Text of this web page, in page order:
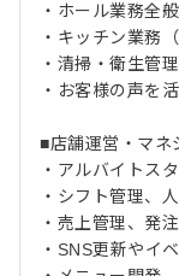
・ホール業務全
・キッチン業務
・清掃・衛生管
・お客様の声を
■店舗運営・マネ
・アルバイトス
・シフト管理、
・売上管理、発
・SNS更新やイ